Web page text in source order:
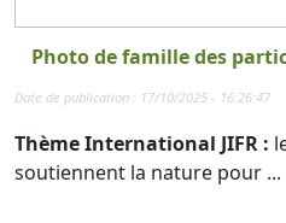
Photo de famille des
Date de publication : 17/10/2025 - 16:26:47
Thème International JIFR :
soutiennent la nature pour ...